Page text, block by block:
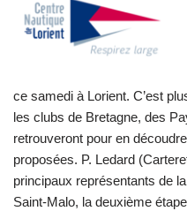
ce samedi à Lorient. C’est
les clubs de Bretagne, des
retrouveront pour en
proposées. P. Ledard
principaux représentants de
Saint-Malo, la deuxième